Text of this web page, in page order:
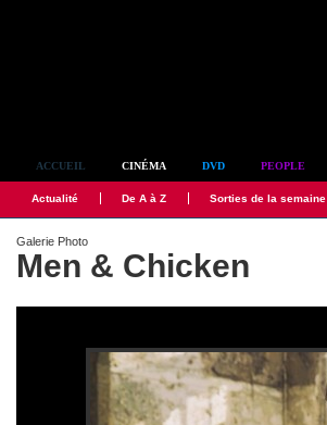
ACCUEIL CINÉMA DVD PEOPLE
Actualité De A à Z Sorties de la semaine
Galerie Photo
Men & Chicken